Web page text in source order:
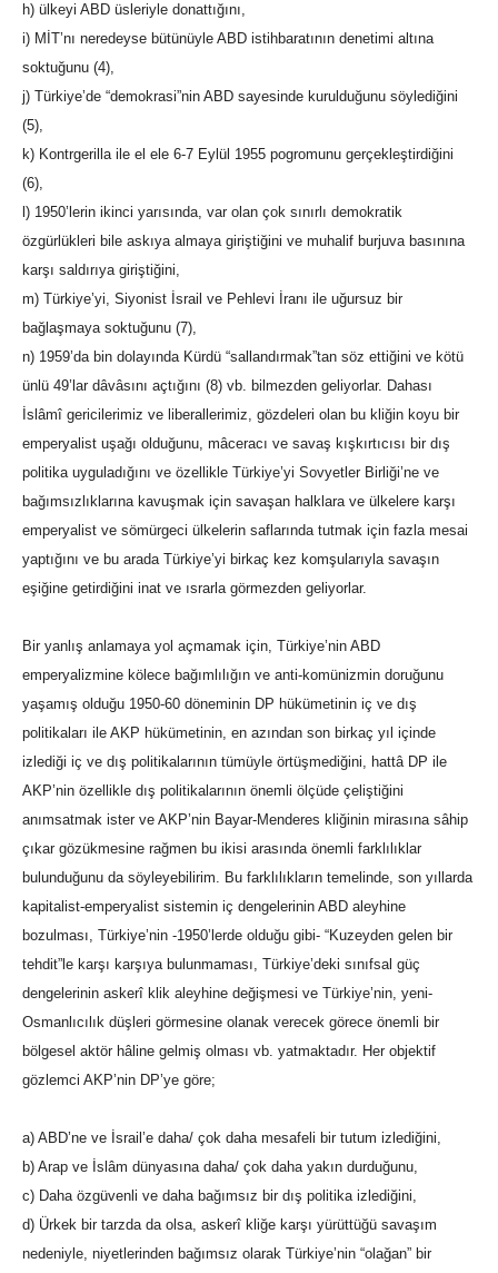
h) ülkeyi ABD üsleriyle donattığını,
i) MİT’nı neredeyse bütünüyle ABD istihbaratının denetimi altına
soktuğunu (4),
j) Türkiye’de “demokrasi”nin ABD sayesinde kurulduğunu söylediğini
(5),
k) Kontrgerilla ile el ele 6-7 Eylül 1955 pogromunu gerçekleştirdiğini
(6),
l) 1950’lerin ikinci yarısında, var olan çok sınırlı demokratik
özgürlükleri bile askıya almaya giriştiğini ve muhalif burjuva basınına
karşı saldırıya giriştiğini,
m) Türkiye’yi, Siyonist İsrail ve Pehlevi İranı ile uğursuz bir
bağlaşmaya soktuğunu (7),
n) 1959’da bin dolayında Kürdü “sallandırmak”tan söz ettiğini ve kötü
ünlü 49’lar dâvâsını açtığını (8) vb. bilmezden geliyorlar. Dahası
İslâmî gericilerimiz ve liberallerimiz, gözdeleri olan bu kliğin koyu bir
emperyalist uşağı olduğunu, mâceracı ve savaş kışkırtıcısı bir dış
politika uyguladığını ve özellikle Türkiye’yi Sovyetler Birliği’ne ve
bağımsızlıklarına kavuşmak için savaşan halklara ve ülkelere karşı
emperyalist ve sömürgeci ülkelerin saflarında tutmak için fazla mesai
yaptığını ve bu arada Türkiye’yi birkaç kez komşularıyla savaşın
eşiğine getirdiğini inat ve ısrarla görmezden geliyorlar.
Bir yanlış anlamaya yol açmamak için, Türkiye’nin ABD
emperyalizmine kölece bağımlılığın ve anti-komünizmin doruğunu
yaşamış olduğu 1950-60 döneminin DP hükümetinin iç ve dış
politikaları ile AKP hükümetinin, en azından son birkaç yıl içinde
izlediği iç ve dış politikalarının tümüyle örtüşmediğini, hattâ DP ile
AKP’nin özellikle dış politikalarının önemli ölçüde çeliştiğini
anımsatmak ister ve AKP’nin Bayar-Menderes kliğinin mirasına sâhip
çıkar gözükmesine rağmen bu ikisi arasında önemli farklılıklar
bulunduğunu da söyleyebilirim. Bu farklılıkların temelinde, son yıllarda
kapitalist-emperyalist sistemin iç dengelerinin ABD aleyhine
bozulması, Türkiye’nin -1950’lerde olduğu gibi- “Kuzeyden gelen bir
tehdit”le karşı karşıya bulunmaması, Türkiye’deki sınıfsal güç
dengelerinin askerî klik aleyhine değişmesi ve Türkiye’nin, yeni-
Osmanlıcılık düşleri görmesine olanak verecek görece önemli bir
bölgesel aktör hâline gelmiş olması vb. yatmaktadır. Her objektif
gözlemci AKP’nin DP’ye göre;
a) ABD’ne ve İsrail’e daha/ çok daha mesafeli bir tutum izlediğini,
b) Arap ve İslâm dünyasına daha/ çok daha yakın durduğunu,
c) Daha özgüvenli ve daha bağımsız bir dış politika izlediğini,
d) Ürkek bir tarzda da olsa, askerî kliğe karşı yürüttüğü savaşım
nedeniyle, niyetlerinden bağımsız olarak Türkiye’nin “olağan” bir